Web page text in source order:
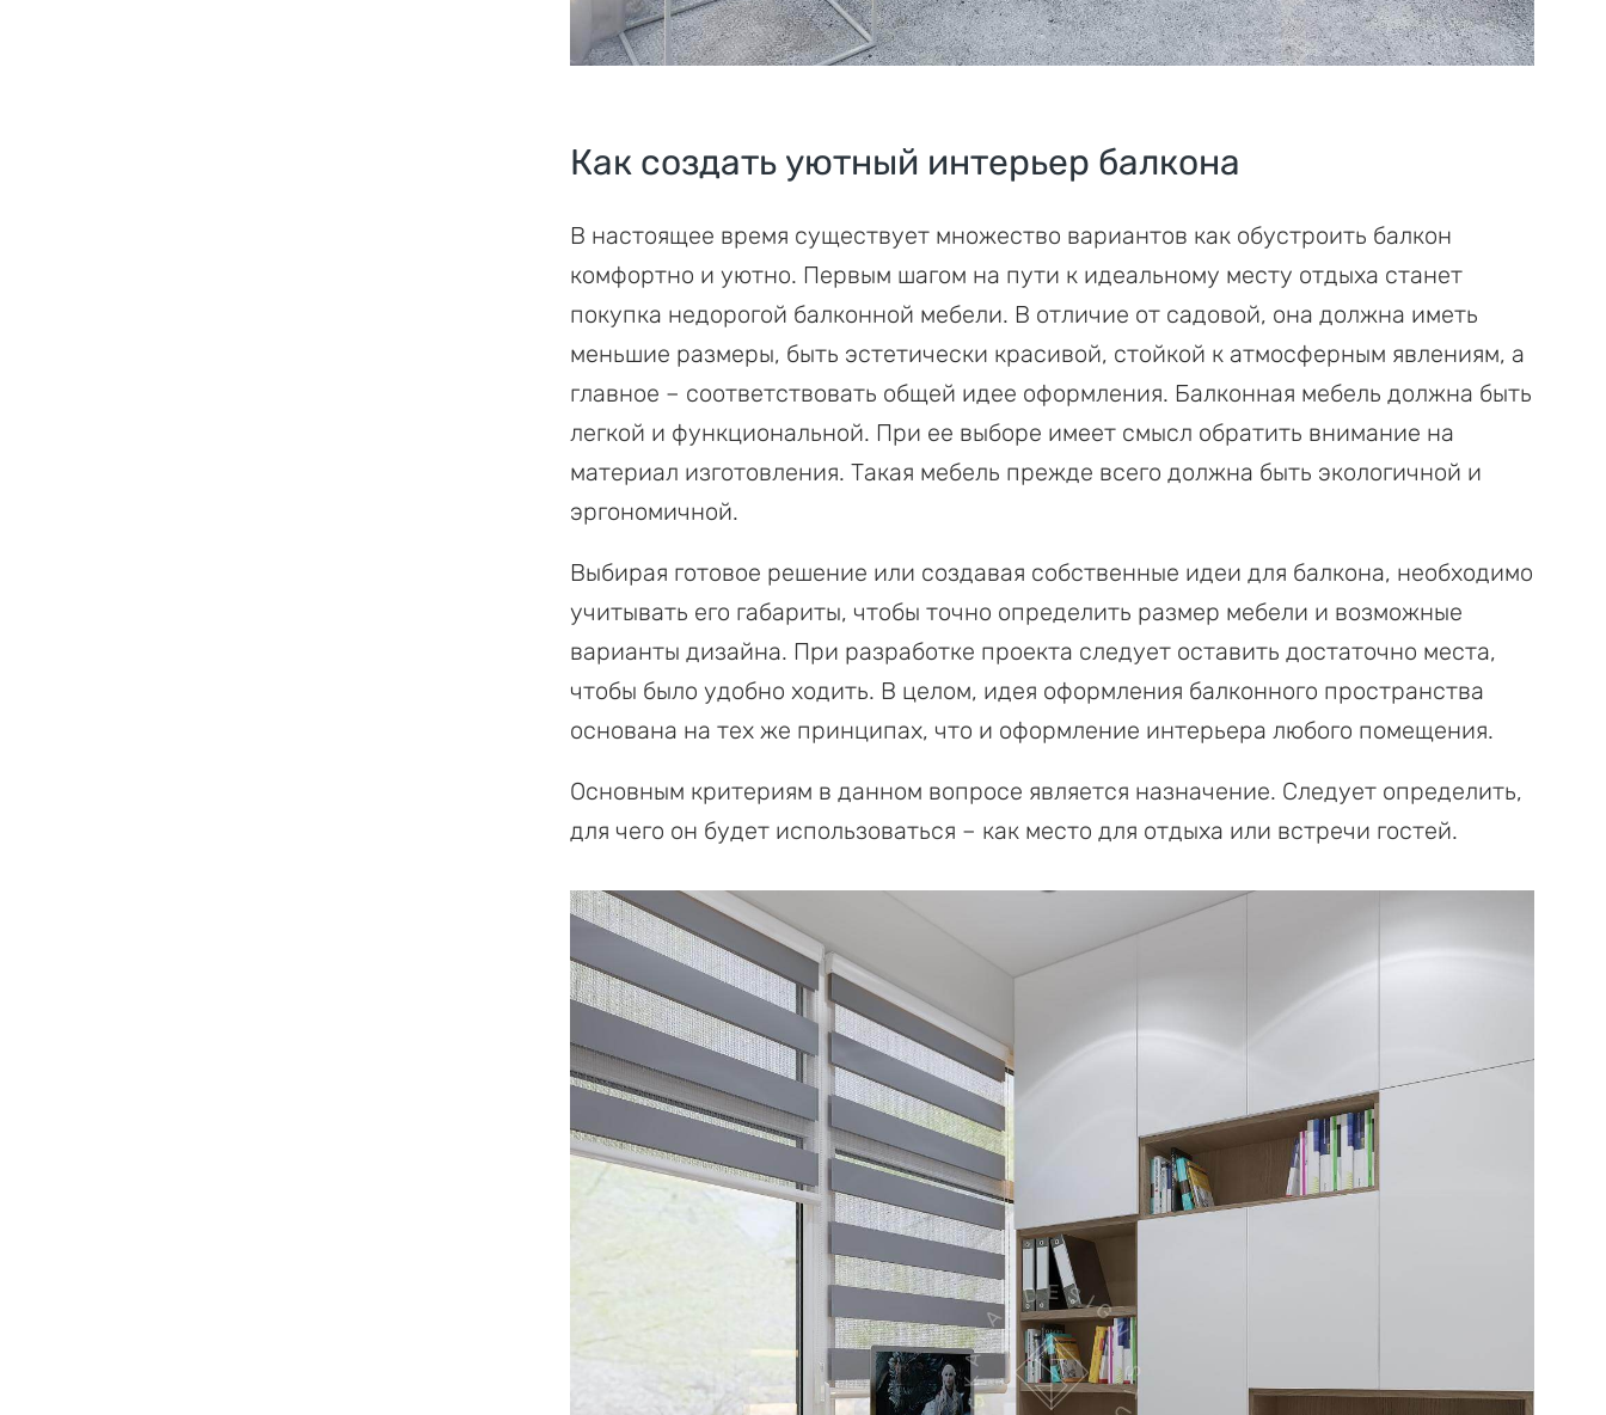
Как создать уютный интерьер балкона
В настоящее время существует множество вариантов как обустроить балкон
комфортно и уютно. Первым шагом на пути к идеальному месту отдыха станет
покупка недорогой балконной мебели. В отличие от садовой, она должна иметь
меньшие размеры, быть эстетически красивой, стойкой к атмосферным явлениям, а
главное – соответствовать общей идее оформления. Балконная мебель должна быть
легкой и функциональной. При ее выборе имеет смысл обратить внимание на
материал изготовления. Такая мебель прежде всего должна быть экологичной и
эргономичной.
Выбирая готовое решение или создавая собственные идеи для балкона, необходимо
учитывать его габариты, чтобы точно определить размер мебели и возможные
варианты дизайна. При разработке проекта следует оставить достаточно места,
чтобы было удобно ходить. В целом, идея оформления балконного пространства
основана на тех же принципах, что и оформление интерьера любого помещения.
Основным критериям в данном вопросе является назначение. Следует определить,
для чего он будет использоваться – как место для отдыха или встречи гостей.